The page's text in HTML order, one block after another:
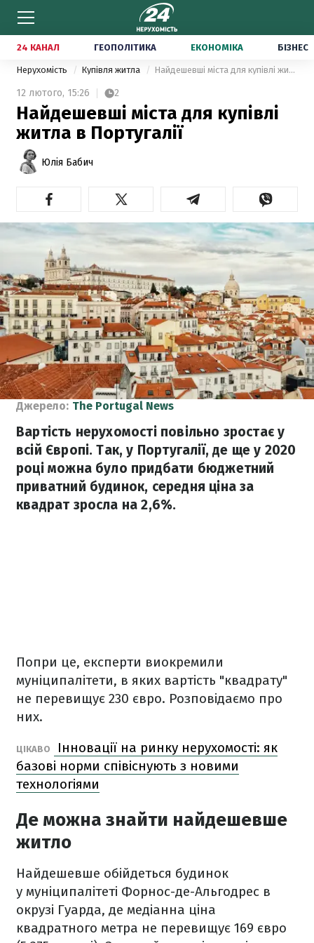
24 КАНАЛ ГЕОПОЛІТИКА ЕКОНОМІКА БІЗНЕС
Нерухомість Купівля житла Найдешевші міста для купівлі житла в Португалії
12 лютого, 15:26 2
Найдешевші міста для купівлі
житла в Португалії
Юлія Бабич
Джерело: The Portugal News
Вартість нерухомості повільно зростає у
всій Європі. Так, у Португалії, де ще у 2020
році можна було придбати бюджетний
приватний будинок, середня ціна за
квадрат зросла на 2,6%.
Попри це, експерти виокремили
муніципалітети, в яких вартість "квадрату"
не перевищує 230 євро. Розповідаємо про
них.
ЦІКАВО
Інновації на ринку нерухомості: як
базові норми співіснують з новими
технологіями
Де можна знайти найдешевше
житло
Найдешевше обійдеться будинок
у муніципалітеті Форнос-де-Альгодрес в
окрузі Гуарда, де медіанна ціна
квадратного метра не перевищує 169 євро